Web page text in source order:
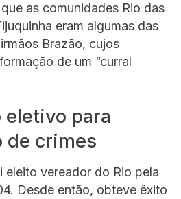
as comunidades Rio das
eram algumas das
Brazão, cujos
de um “curral
eletivo para
de crimes
eleito vereador do Rio pela
Desde então, obteve êxito